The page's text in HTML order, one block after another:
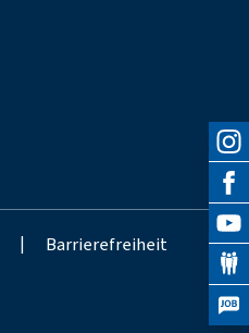
| Barrierefreiheit